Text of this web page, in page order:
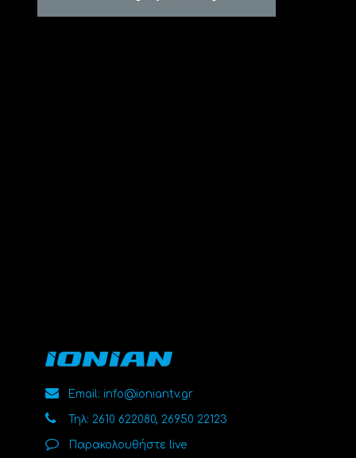
Email: info@ioniantv.gr
Τηλ: 2610 622080, 26950 22123
Παρακολουθήστε live